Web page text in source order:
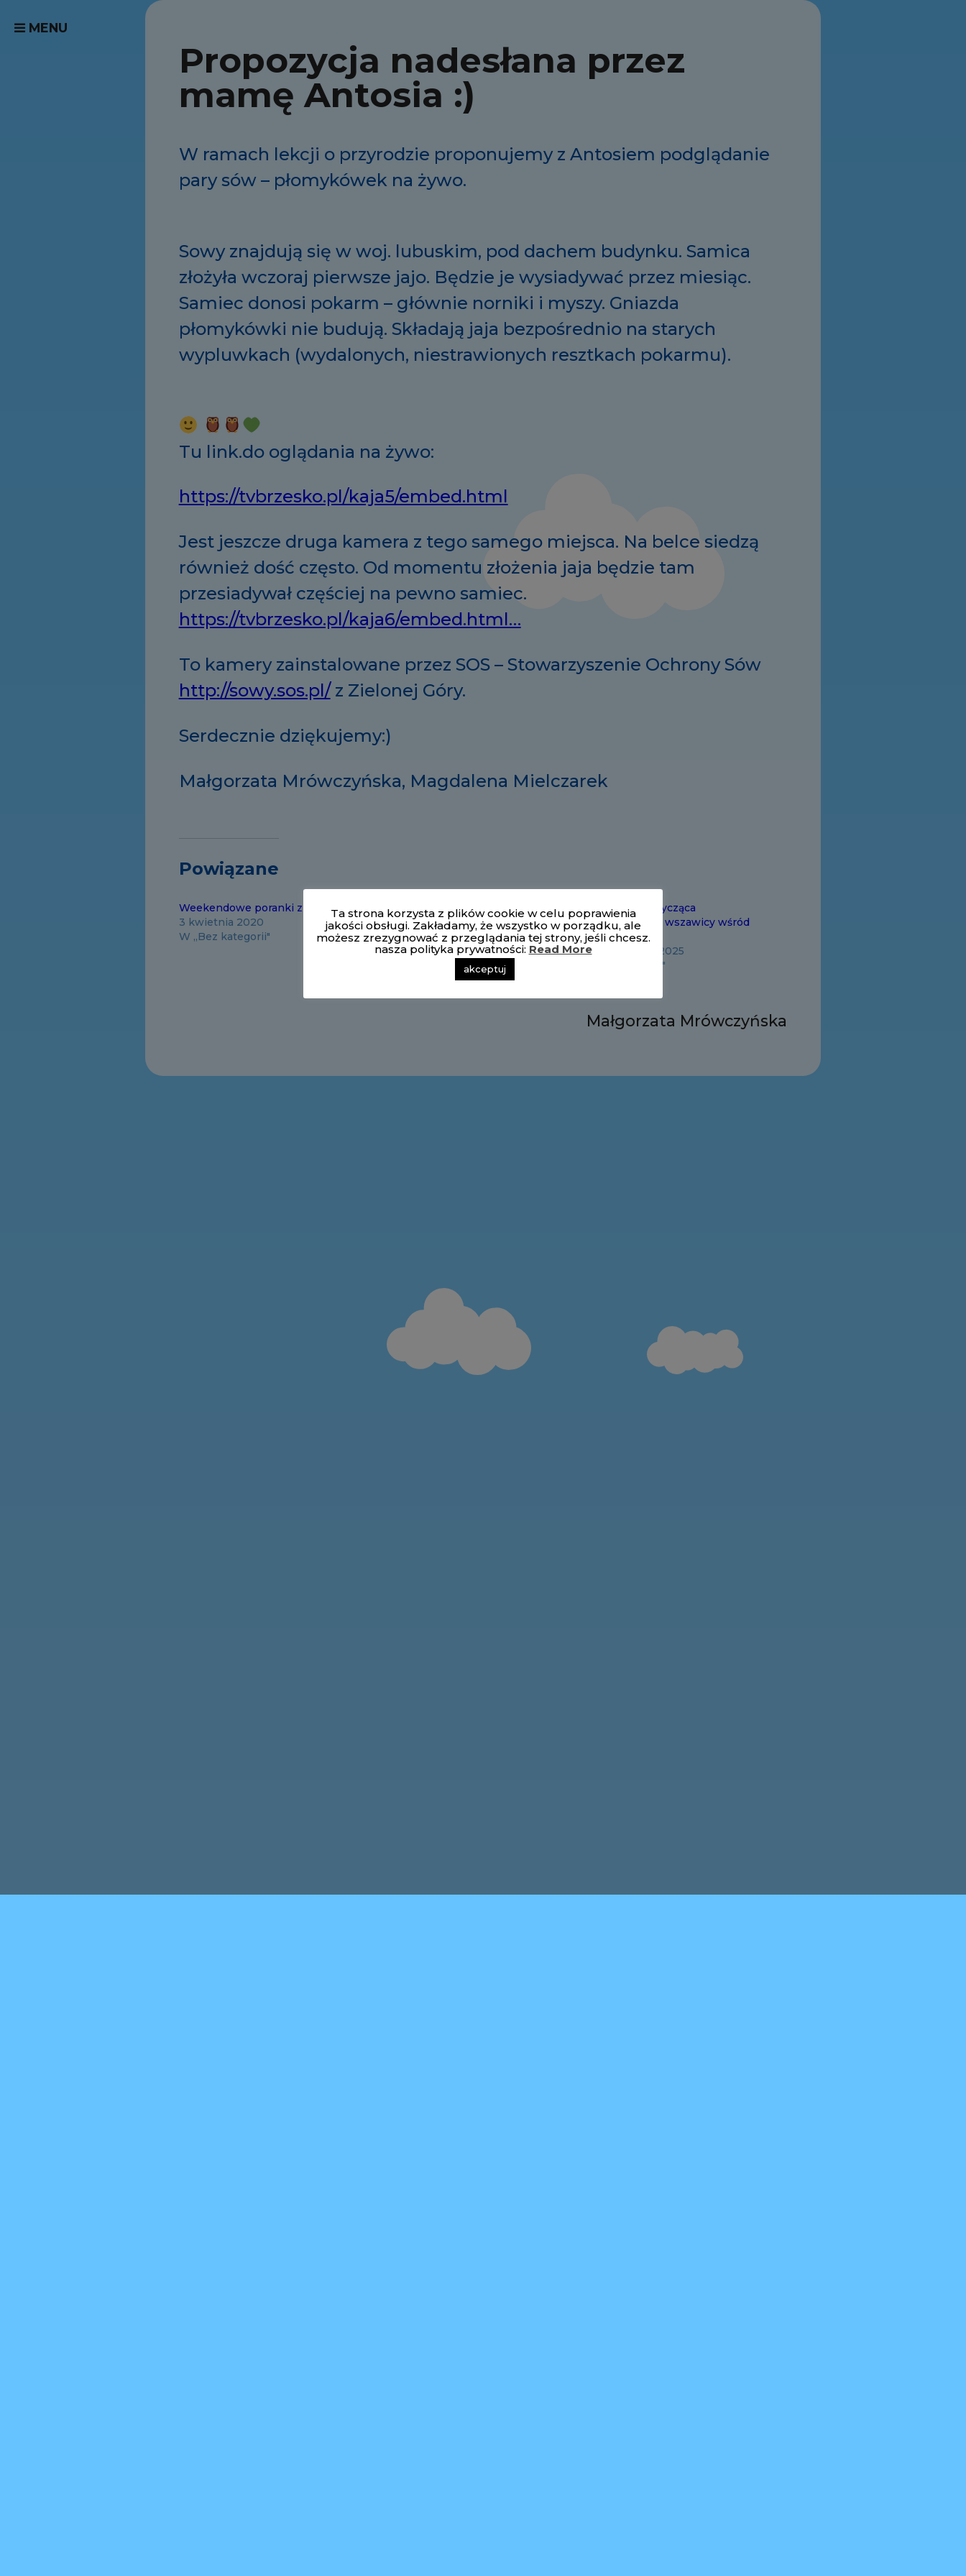
MENU
Propozycja nadesłana przez
mamę Antosia :)
W ramach lekcji o przyrodzie proponujemy z Antosiem podglądanie
pary sów – płomykówek na żywo.
Sowy znajdują się w woj. lubuskim, pod dachem budynku. Samica
złożyła wczoraj pierwsze jajo. Będzie je wysiadywać przez miesiąc.
Samiec donosi pokarm – głównie norniki i myszy. Gniazda
płomykówki nie budują. Składają jaja bezpośrednio na starych
wypluwkach (wydalonych, niestrawionych resztkach pokarmu).
Tu link.do oglądania na żywo:
https://tvbrzesko.pl/kaja5/embed.html
Jest jeszcze druga kamera z tego samego miejsca. Na belce siedzą
również dość często. Od momentu złożenia jaja będzie tam
przesiadywał częściej na pewno samiec.
https://tvbrzesko.pl/kaja6/embed.html…
To kamery zainstalowane przez SOS – Stowarzyszenie Ochrony Sów
http://sowy.sos.pl/z Zielonej Góry.
Serdecznie dziękujemy:)
Małgorzata Mrówczyńska, Magdalena Mielczarek
Powiązane
Weekendowe poranki z Pleciugą
3 kwietnia 2020
W „Bez kategorii"
Przedstawienie pt: „Byczek
Fernando”
20 marca 2022
W „Bez kategorii"
Profilaktyka dotycząca
pojawiającej się wszawicy wśród
dzieci.
8 października 2025
W „BIEDRONKI"
Małgorzata Mrówczyńska
Ta strona korzysta z plików cookie w celu poprawienia
jakości obsługi. Zakładamy, że wszystko w porządku, ale
możesz zrezygnować z przeglądania tej strony, jeśli chcesz.
nasza polityka prywatności: Read More
akceptuj